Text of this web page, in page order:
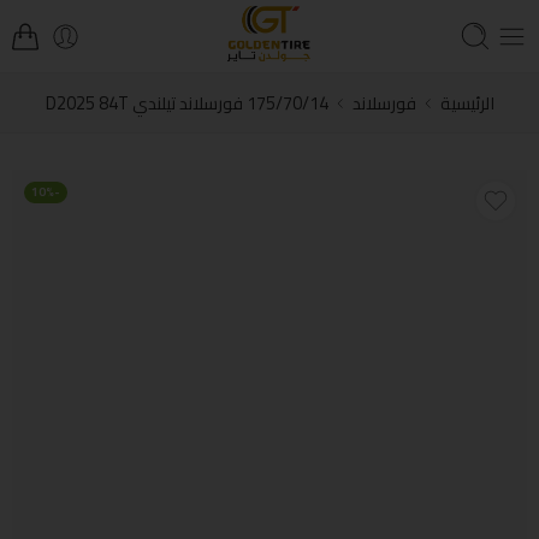
الرئيسية فورسلاند 175/70/14 فورسلاند تيلندي D2025 84T
-10%